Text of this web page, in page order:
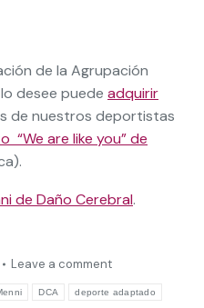
de la Agrupación
desee puede adquirir
de nuestros deportistas
“We are like you” de
de Daño Cerebral.
Leave a comment
DCA deporte adaptado